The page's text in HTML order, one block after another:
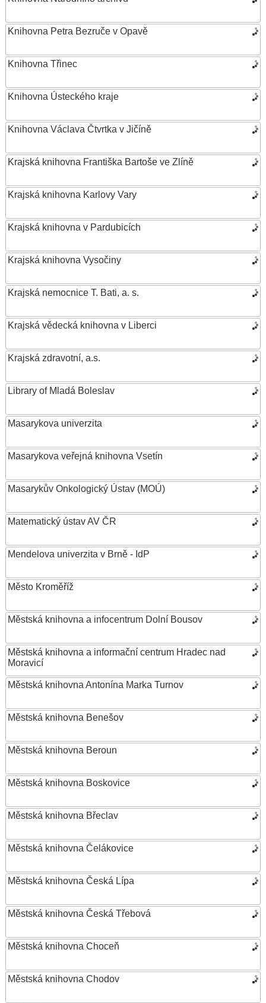
Knihovna Petra Bezruče v Opavě
Knihovna Třinec
Knihovna Ústeckého kraje
Knihovna Václava Čtvrtka v Jičíně
Krajská knihovna Františka Bartoše ve Zlíně
Krajská knihovna Karlovy Vary
Krajská knihovna v Pardubicích
Krajská knihovna Vysočiny
Krajská nemocnice T. Bati, a. s.
Krajská vědecká knihovna v Liberci
Krajská zdravotní, a.s.
Library of Mladá Boleslav
Masarykova univerzita
Masarykova veřejná knihovna Vsetín
Masarykův Onkologický Ústav (MOÚ)
Matematický ústav AV ČR
Mendelova univerzita v Brně - IdP
Město Kroměříž
Městská knihovna a infocentrum Dolní Bousov
Městská knihovna a informační centrum Hradec nad
Moravicí
Městská knihovna Antonína Marka Turnov
Městská knihovna Benešov
Městská knihovna Beroun
Městská knihovna Boskovice
Městská knihovna Břeclav
Městská knihovna Čelákovice
Městská knihovna Česká Lípa
Městská knihovna Česká Třebová
Městská knihovna Choceň
Městská knihovna Chodov